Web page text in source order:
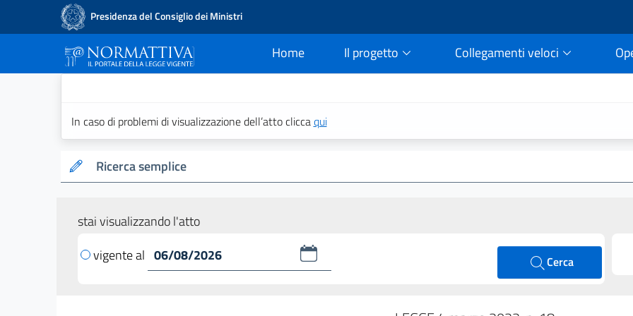
Presidenza del Consiglio dei Ministri
Home
current Il progetto Collegamenti veloci
In caso di problemi di visualizzazione dell’atto cliccaqui
Ricerca semplice
stai visualizzando l'atto
vigente al
Cerca